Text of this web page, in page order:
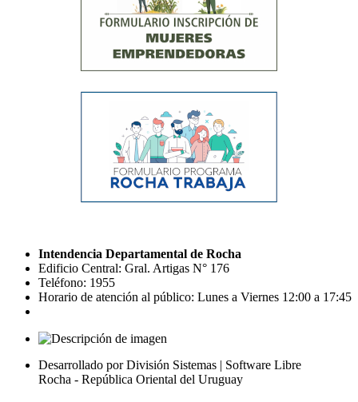
Intendencia Departamental de Rocha
Edificio Central: Gral. Artigas N° 176
Teléfono: 1955
Horario de atención al público: Lunes a Viernes 12:00 a 17:45
Desarrollado por División Sistemas | Software Libre
Rocha - República Oriental del Uruguay